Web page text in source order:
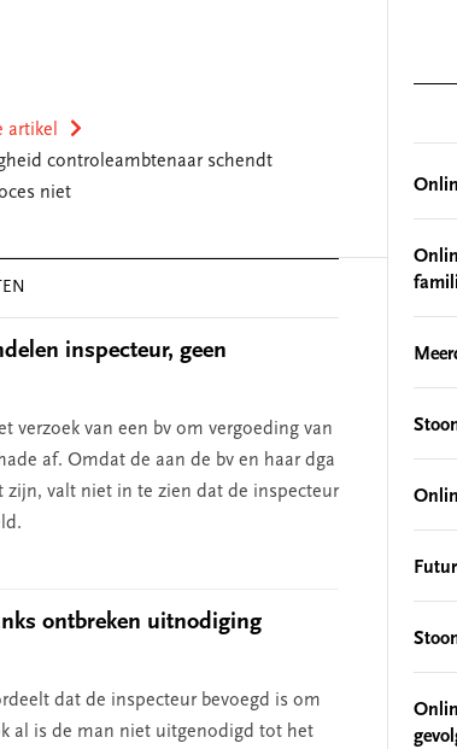
artikel
controleambtenaar schendt
niet
inspecteur, geen
verzoek van een bv om vergoeding van
af. Omdat de aan de bv en haar dga
zijn, valt niet in te zien dat de inspecteur
ontbreken uitnodiging
dat de inspecteur bevoegd is om
al is de man niet uitgenodigd tot het